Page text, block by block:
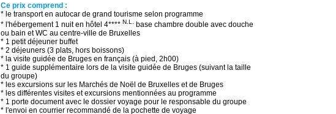
Ce prix comprend :
* le transport en autocar de grand tourisme selon programme
* l'hébergement 1 nuit en hôtel 4**** N.L.
base chambre double avec douche
ou bain et WC au centre-ville de Bruxelles
* 1 petit déjeuner buffet
* 2 déjeuners (3 plats, hors boissons)
* la visite guidée de Bruges en français (à pied, 2h00)
* 1 guide supplémentaire lors de la visite guidée de Bruges (suivant la taille
du groupe)
* les excursions sur les Marchés de Noël de Bruxelles et de Bruges
* les différentes visites et excursions mentionnées au programme
* 1 porte document avec le dossier voyage pour le responsable du groupe
* l'envoi en courrier recommandé de la pochette de voyage